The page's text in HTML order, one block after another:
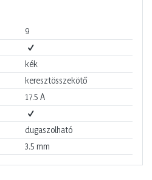
9
kék
keresztösszekötő
17.5 A
dugaszolható
3.5 mm